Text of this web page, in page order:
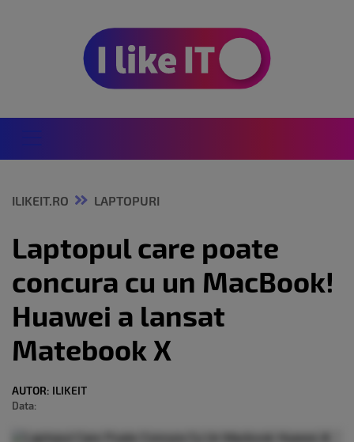
ILIKEIT.RO LAPTOPURI
Laptopul care poate
concura cu un MacBook!
Huawei a lansat
Matebook X
AUTOR: ILIKEIT
Data: